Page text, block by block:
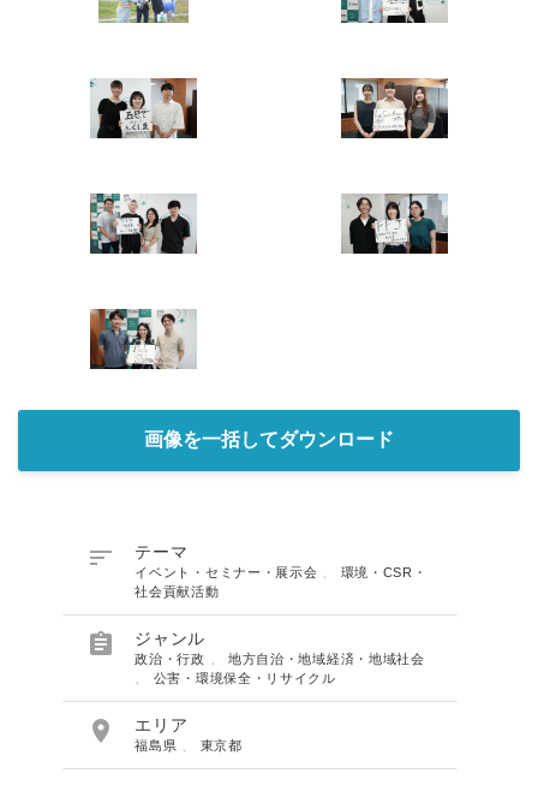
画像を一括してダウンロード
 テーマ
イベント・セミナー・展示会
環境・CSR・
社会貢献活動
 ジャンル
政治・行政
地方自治・地域経済・地域社会
公害・環境保全・リサイクル
 エリア
福島県 東京都
Japanese